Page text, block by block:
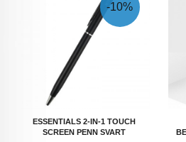
ESSENTIALS 2-IN-1 TOUCH
SCREEN PENN SVART
-10%